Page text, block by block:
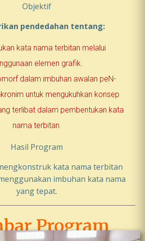
Objektif
pendedahan tentang:
kata nama terbitan melalui
elemen grafik.
dalam imbuhan awalan peN-
untuk mengukuhkan konsep
terlibat dalam pembentukan kata
nama terbitan.
Hasil Program
kata nama terbitan
imbuhan kata nama
yang tepat.
Program